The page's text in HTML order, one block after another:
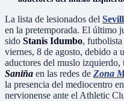
La lista de lesionados del
en la pretemporada. El último
sido Stanis Idumbo, futbolista
viernes, 8 de agosto, debido a
aductores del muslo
Saniña en las redes de Zona
la presencia del mediocentro
nervionense ante el Athletic